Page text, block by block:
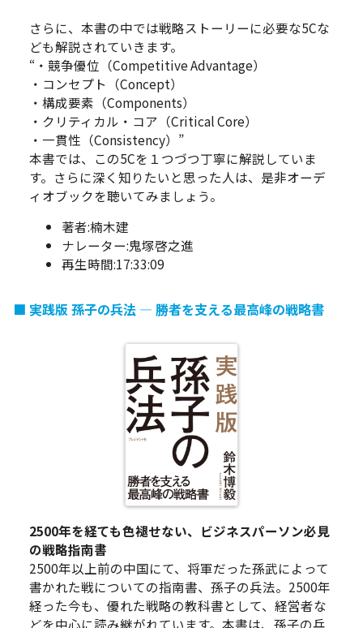
さらに、本書の中では戦略ストーリーに必要な5Cな
ども解説されていきます。
“・競争優位（Competitive Advantage）
・コンセプト（Concept）
・構成要素（Components）
・クリティカル・コア（Critical Core）
・一貫性（Consistency）”
本書では、この5Cを１つづつ丁寧に解説していま
す。さらに深く知りたいと思った人は、是非オーデ
ィオブックを聴いてみましょう。
著者:楠木建
ナレーター:鬼塚啓之進
再生時間:17:33:09
実践版 孫子の兵法 ― 勝者を支える最高峰の戦略書
2500年を経ても色褪せない、ビジネスパーソン必見
の戦略指南書
2500年以上前の中国にて、将軍だった孫武によって
書かれた戦についての指南書、孫子の兵法。2500年
経った今も、優れた戦略の教科書として、経営者な
どを中心に読み継がれています。本書は、 孫子の兵